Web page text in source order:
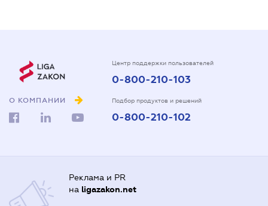
О КОМПАНИИ
Центр поддержки пользователей
0-800-210-103
Подбор продуктов и решений
0-800-210-102
Реклама и PR
на ligazakon.net